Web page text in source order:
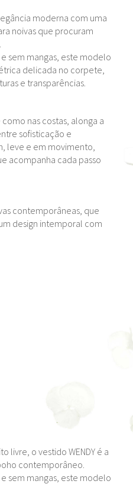
moderna com uma
noivas que procuram
sem mangas, este modelo
delicada no corpete,
e transparências.
nas costas, alonga a
sofisticação e
leve e em movimento,
acompanha cada passo
contemporâneas, que
design intemporal com
livre, o vestido WENDY é a
contemporâneo.
sem mangas, este modelo